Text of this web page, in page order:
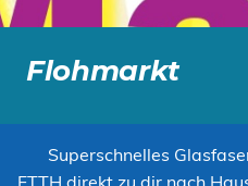
Flohmarkt
Superschnelles
FTTH direkt zu dir nach